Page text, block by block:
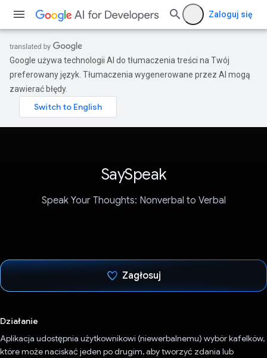
Zaloguj się
Google używa technologii AI do tłumaczenia treści na Twój
preferowany język. Tłumaczenia wygenerowane przez AI mogą
zawierać błędy.
SaySpeak
Speak Your Thoughts: Nonverbal to Verbal
Zagłosuj
Działanie
Aplikacja udostępnia użytkownikowi (niewerbalnemu) wybór kafelków,
które może naciskać jeden po drugim, aby tworzyć zdania lub